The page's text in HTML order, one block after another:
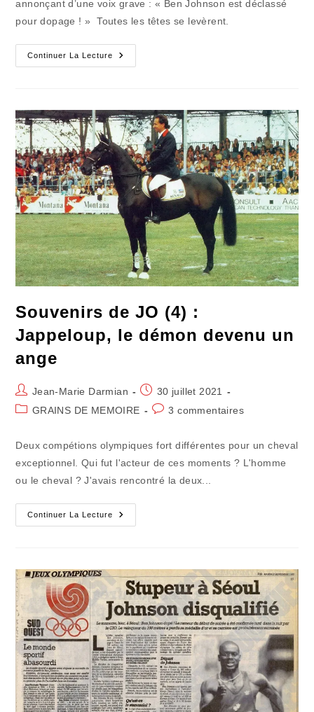
annonçant d’une voix grave : « Ben Johnson est déclassé
pour dopage ! » Toutes les têtes se levèrent.
Continuer La Lecture
Le
Jour
À
La
Vérité
Dopée
Souvenirs de JO (4) :
Jappeloup, le démon devenu un
ange
Auteur/autrice
de
Jean-Marie Darmian
Publication
publiée :
30 juillet 2021
PostGRAINS DE MEMOIRE
Commentaires
3 commentaires
Deux compétions olympiques fort différentes pour un cheval
exceptionnel. Qui fut l'acteur de ces moments ? L'homme
ou le cheval ? J'avais rencontré la deux...
Continuer La Lecture
Souvenirs
De
Le
Démon
Devenu
Un
Ange